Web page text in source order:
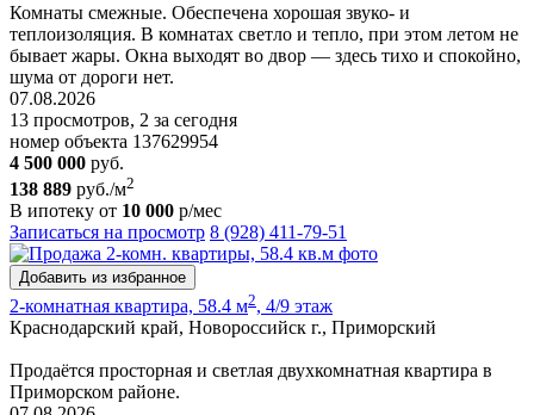
Комнаты смежные. Обеспечена хорошая звуко- и
теплоизоляция. В комнатах светло и тепло, при этом летом не
бывает жары. Окна выходят во двор — здесь тихо и спокойно,
шума от дороги нет.
07.08.2026
13 просмотров, 2 за сегодня
номер объекта 137629954
4 500 000 руб.
138 889 руб./м2
В ипотеку от 10 000 р/мес
Записаться на просмотр 8 (928) 411-79-51
Добавить из избранное
2-комнатная квартира, 58.4 м2, 4/9 этаж
Краснодарский край, Новороссийск г., Приморский
Продаётся просторная и светлая двухкомнатная квартира в
Приморском районе.